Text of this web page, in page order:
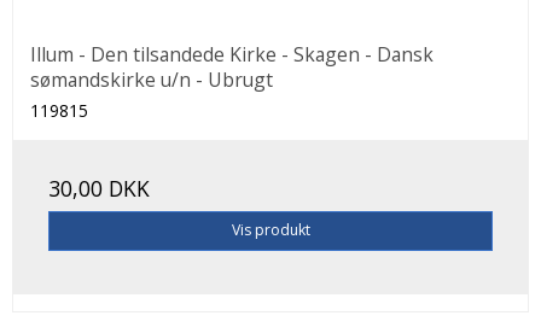
Illum - Den tilsandede Kirke - Skagen - Dansk
sømandskirke u/n - Ubrugt
119815
30,00 DKK
Vis produkt